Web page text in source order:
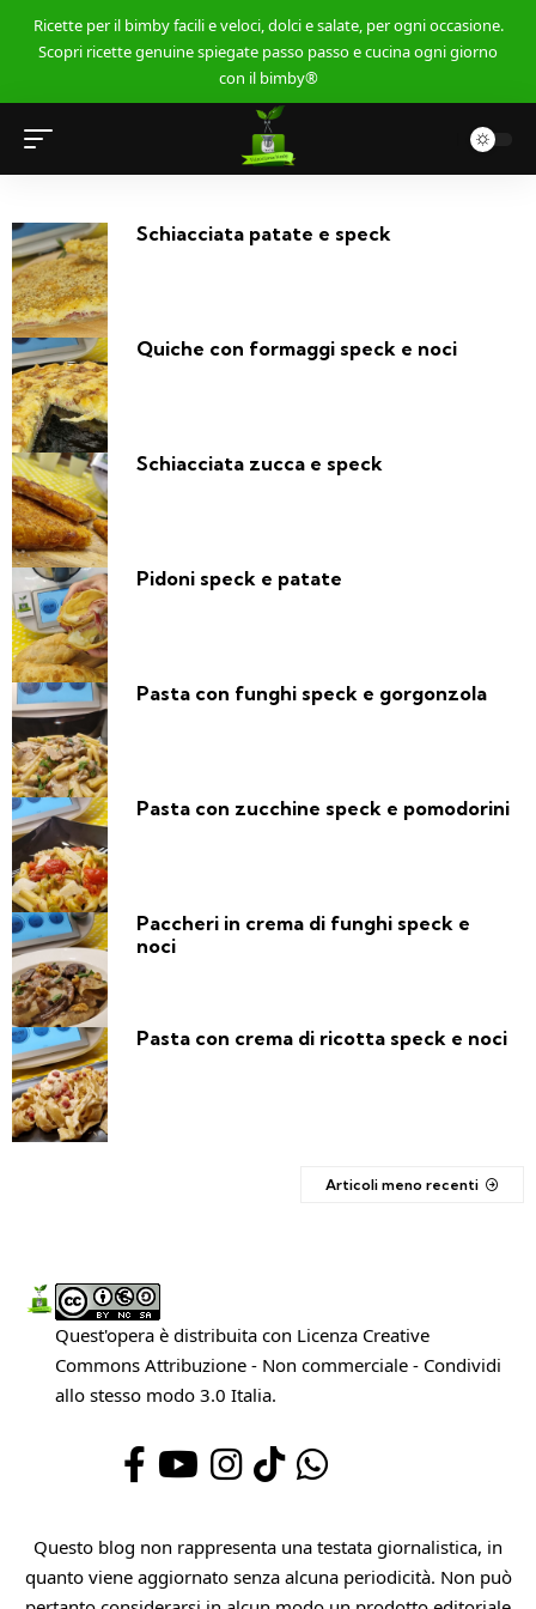
Ricette per il bimby facili e veloci, dolci e salate, per ogni occasione.
Scopri ricette genuine spiegate passo passo e cucina ogni giorno
con il bimby®
Schiacciata patate e speck
Quiche con formaggi speck e noci
Schiacciata zucca e speck
Pidoni speck e patate
Pasta con funghi speck e gorgonzola
Pasta con zucchine speck e pomodorini
Paccheri in crema di funghi speck e
noci
Pasta con crema di ricotta speck e noci
Articoli meno recenti
Quest'opera è distribuita con Licenza Creative
Commons Attribuzione - Non commerciale - Condividi
allo stesso modo 3.0 Italia.
Questo blog non rappresenta una testata giornalistica, in
quanto viene aggiornato senza alcuna periodicità. Non può